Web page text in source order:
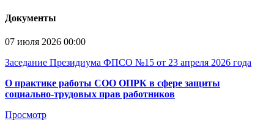
Документы
07 июля 2026 00:00
Заседание Президиума ФПСО №15 от 23 апреля 2026 года
О практике работы СОО ОПРК в сфере защиты
социально-трудовых прав работников
Просмотр